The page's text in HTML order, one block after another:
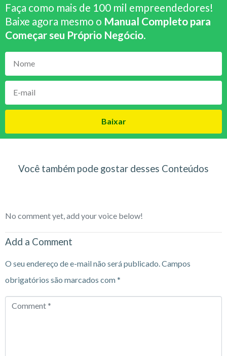
Faça como mais de 100 mil empreendedores!
Baixe agora mesmo o Manual Completo para
Começar seu Próprio Negócio.
Baixar
Você também pode gostar desses Conteúdos
No comment yet, add your voice below!
Add a Comment
O seu endereço de e-mail não será publicado.Campos
obrigatórios são marcados com*
Comment